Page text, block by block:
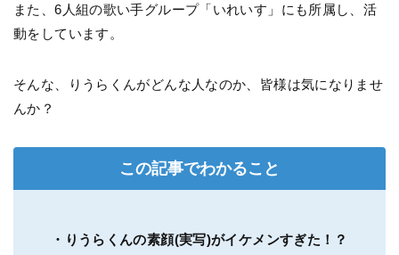
また、6人組の歌い手グループ「いれいす」にも所属し、活
動をしています。
そんな、りうらくんがどんな人なのか、皆様は気になりませ
んか？
この記事でわかること
・りうらくんの素顔(実写)がイケメンすぎた！？